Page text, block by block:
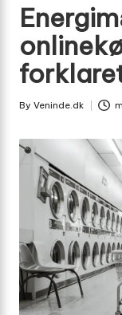
Posted
By Veninde.dk